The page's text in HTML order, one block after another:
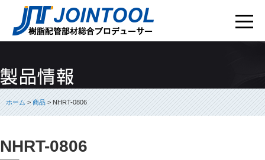
ホーム>商品> NHRT-0806
NHRT-0806